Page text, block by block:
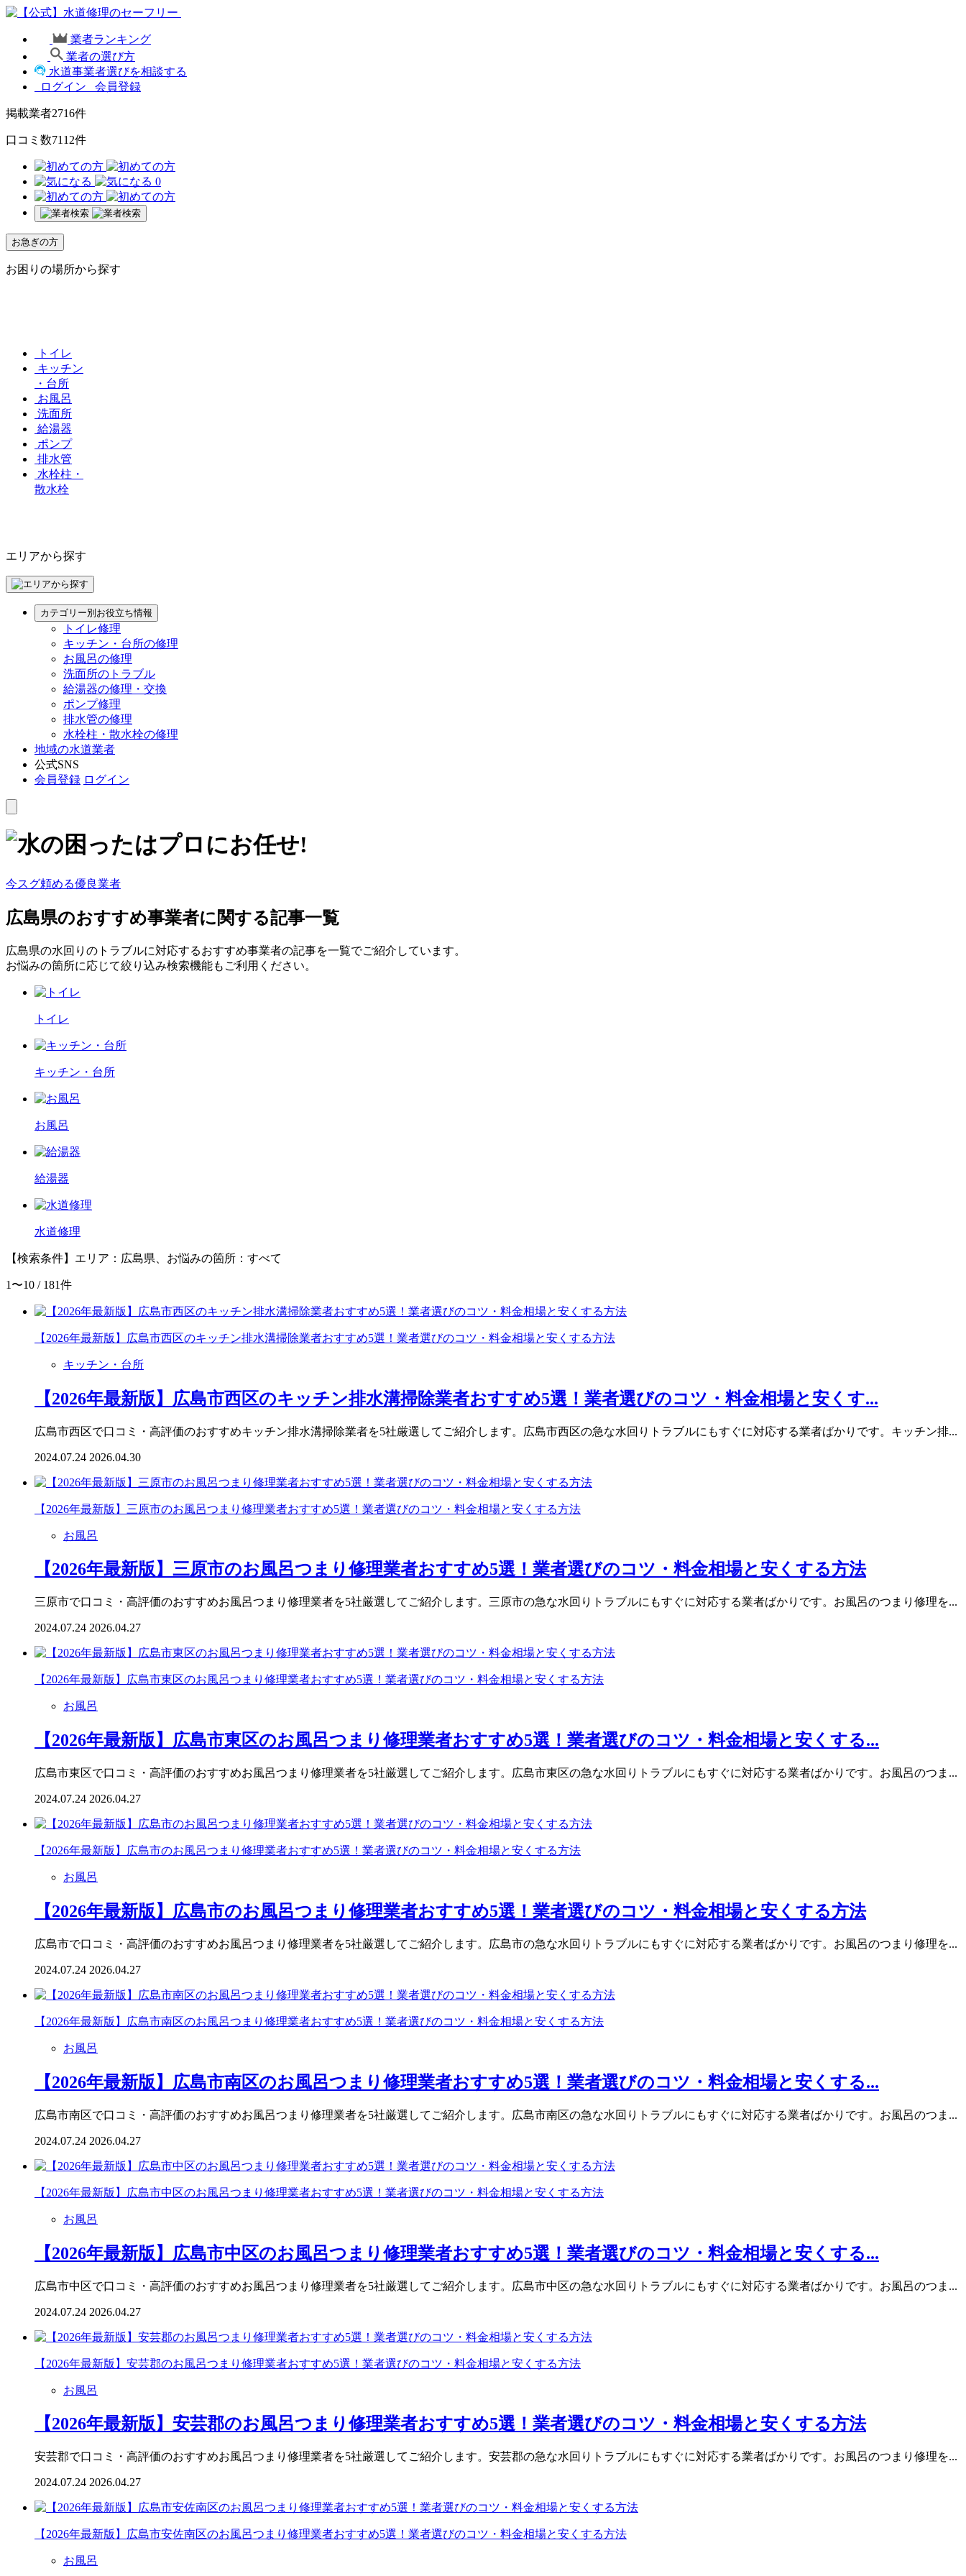
業者ランキング
業者の選び方
水道事業者選びを相談する
ログイン
会員登録
掲載業者2716件
口コミ数7112件
0
お急ぎの方
お困りの場所から探す
トイレ
キッチン
・台所
お風呂
洗面所
給湯器
ポンプ
排水管
水栓柱・
散水栓
エリアから探す
カテゴリー別お役立ち情報
トイレ修理
キッチン・台所の修理
お風呂の修理
洗面所のトラブル
給湯器の修理・交換
ポンプ修理
排水管の修理
水栓柱・散水栓の修理
地域の水道業者
公式SNS
会員登録 ログイン
今スグ頼める優良業者
広島県のおすすめ事業者に関する記事一覧
広島県の水回りのトラブルに対応するおすすめ事業者の記事を一覧でご紹介しています。
お悩みの箇所に応じて絞り込み検索機能もご利用ください。
トイレ
キッチン・台所
お風呂
給湯器
水道修理
【検索条件】 エリア：広島県、お悩みの箇所： すべて
1〜10 / 181件
【2026年最新版】広島市西区のキッチン排水溝掃除業者おすすめ5選！業者選びのコツ・料金相場と安くする方法
キッチン・台所
【2026年最新版】広島市西区のキッチン排水溝掃除業者おすすめ5選！業者選びのコツ・料金相場と安くす...
広島市西区で口コミ・高評価のおすすめキッチン排水溝掃除業者を5社厳選してご紹介します。広島市西区の急な水回りトラブルにもすぐに対応する業者ばかりです。キッチン排...
2024.07.24 2026.04.30
【2026年最新版】三原市のお風呂つまり修理業者おすすめ5選！業者選びのコツ・料金相場と安くする方法
お風呂
【2026年最新版】三原市のお風呂つまり修理業者おすすめ5選！業者選びのコツ・料金相場と安くする方法
三原市で口コミ・高評価のおすすめお風呂つまり修理業者を5社厳選してご紹介します。三原市の急な水回りトラブルにもすぐに対応する業者ばかりです。お風呂のつまり修理を...
2024.07.24 2026.04.27
【2026年最新版】広島市東区のお風呂つまり修理業者おすすめ5選！業者選びのコツ・料金相場と安くする方法
お風呂
【2026年最新版】広島市東区のお風呂つまり修理業者おすすめ5選！業者選びのコツ・料金相場と安くする...
広島市東区で口コミ・高評価のおすすめお風呂つまり修理業者を5社厳選してご紹介します。広島市東区の急な水回りトラブルにもすぐに対応する業者ばかりです。お風呂のつま...
2024.07.24 2026.04.27
【2026年最新版】広島市のお風呂つまり修理業者おすすめ5選！業者選びのコツ・料金相場と安くする方法
お風呂
【2026年最新版】広島市のお風呂つまり修理業者おすすめ5選！業者選びのコツ・料金相場と安くする方法
広島市で口コミ・高評価のおすすめお風呂つまり修理業者を5社厳選してご紹介します。広島市の急な水回りトラブルにもすぐに対応する業者ばかりです。お風呂のつまり修理を...
2024.07.24 2026.04.27
【2026年最新版】広島市南区のお風呂つまり修理業者おすすめ5選！業者選びのコツ・料金相場と安くする方法
お風呂
【2026年最新版】広島市南区のお風呂つまり修理業者おすすめ5選！業者選びのコツ・料金相場と安くする...
広島市南区で口コミ・高評価のおすすめお風呂つまり修理業者を5社厳選してご紹介します。広島市南区の急な水回りトラブルにもすぐに対応する業者ばかりです。お風呂のつま...
2024.07.24 2026.04.27
【2026年最新版】広島市中区のお風呂つまり修理業者おすすめ5選！業者選びのコツ・料金相場と安くする方法
お風呂
【2026年最新版】広島市中区のお風呂つまり修理業者おすすめ5選！業者選びのコツ・料金相場と安くする...
広島市中区で口コミ・高評価のおすすめお風呂つまり修理業者を5社厳選してご紹介します。広島市中区の急な水回りトラブルにもすぐに対応する業者ばかりです。お風呂のつま...
2024.07.24 2026.04.27
【2026年最新版】安芸郡のお風呂つまり修理業者おすすめ5選！業者選びのコツ・料金相場と安くする方法
お風呂
【2026年最新版】安芸郡のお風呂つまり修理業者おすすめ5選！業者選びのコツ・料金相場と安くする方法
安芸郡で口コミ・高評価のおすすめお風呂つまり修理業者を5社厳選してご紹介します。安芸郡の急な水回りトラブルにもすぐに対応する業者ばかりです。お風呂のつまり修理を...
2024.07.24 2026.04.27
【2026年最新版】広島市安佐南区のお風呂つまり修理業者おすすめ5選！業者選びのコツ・料金相場と安くする方法
お風呂